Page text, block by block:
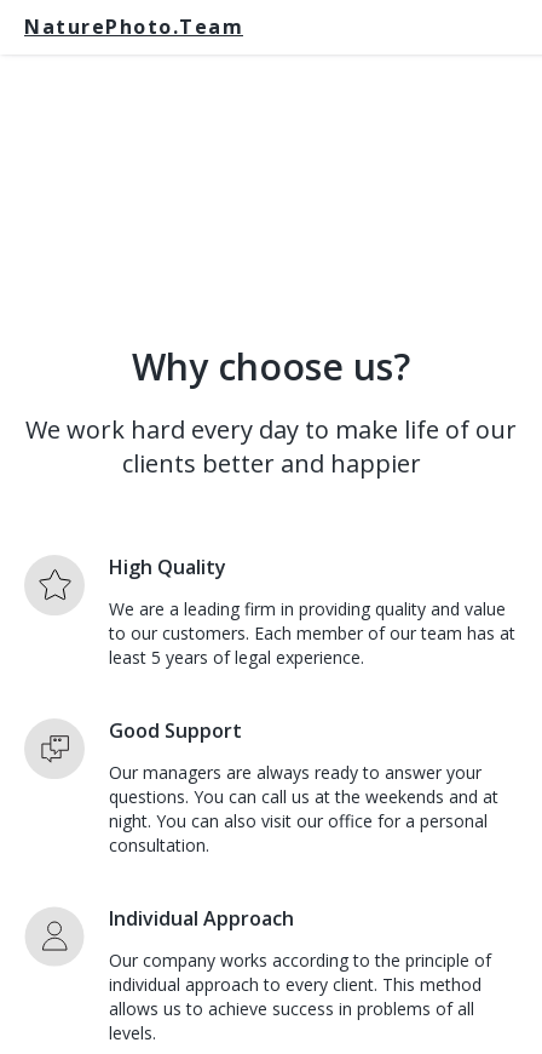
NaturePhoto.Team
Why choose us?
We work hard every day to make life of our
clients better and happier
High Quality
We are a leading firm in providing quality and value
to our customers. Each member of our team has at
least 5 years of legal experience.
Good Support
Our managers are always ready to answer your
questions. You can call us at the weekends and at
night. You can also visit our office for a personal
consultation.
Individual Approach
Our company works according to the principle of
individual approach to every client. This method
allows us to achieve success in problems of all
levels.